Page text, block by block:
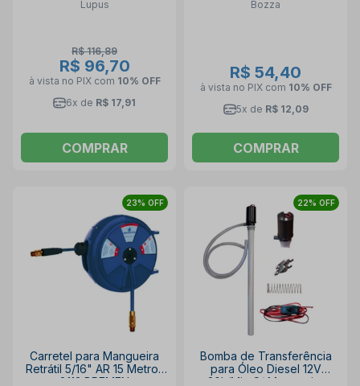
Lupus
R$ 116,89
R$ 96,70
à vista no PIX com 10% OFF
6x de R$ 17,91
COMPRAR
Bozza
R$ 54,40
à vista no PIX com 10% OFF
5x de R$ 12,09
COMPRAR
23% OFF
Carretel para Mangueira
Retrátil 5/16" AR 15 Metros
8113 BREMEN
22% OFF
Bomba de Transferência
para Óleo Diesel 12V
20L/Min C/ Mangueira